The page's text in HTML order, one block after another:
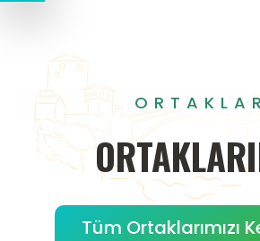
ORTAKLAR
Tüm Ortaklarımızı